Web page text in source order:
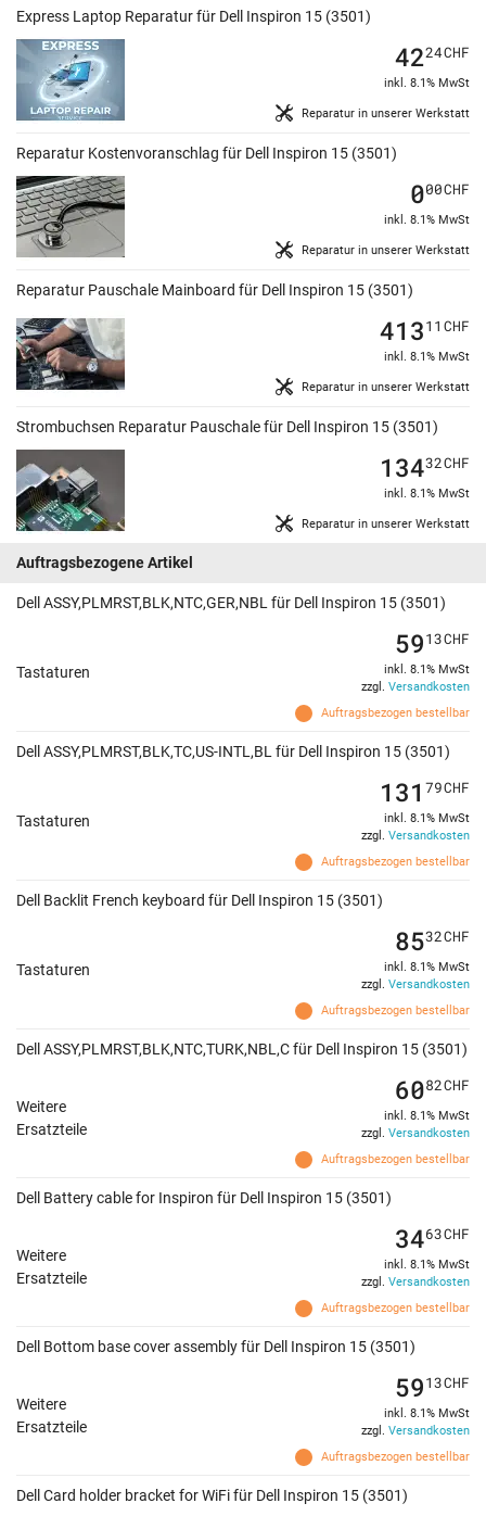
Express Laptop Reparatur für Dell Inspiron 15 (3501)
Reparatur in unserer Werkstatt
4224CHF
inkl. 8.1% MwSt
Reparatur Kostenvoranschlag für Dell Inspiron 15 (3501)
Reparatur in unserer Werkstatt
000CHF
inkl. 8.1% MwSt
Reparatur Pauschale Mainboard für Dell Inspiron 15 (3501)
Reparatur in unserer Werkstatt
41311 CHF
inkl. 8.1% MwSt
Strombuchsen Reparatur Pauschale für Dell Inspiron 15 (3501)
Reparatur in unserer Werkstatt
13432CHF
inkl. 8.1% MwSt
Auftragsbezogene Artikel
Dell ASSY,PLMRST,BLK,NTC,GER,NBL für Dell Inspiron 15 (3501)
Tastaturen
Auftragsbezogen bestellbar
5913CHF
inkl. 8.1% MwSt
zzgl. Versandkosten
Dell ASSY,PLMRST,BLK,TC,US-INTL,BL für Dell Inspiron 15 (3501)
Tastaturen
Auftragsbezogen bestellbar
131 79CHF
inkl. 8.1% MwSt
zzgl. Versandkosten
Dell Backlit French keyboard für Dell Inspiron 15 (3501)
Tastaturen
Auftragsbezogen bestellbar
8532CHF
inkl. 8.1% MwSt
zzgl. Versandkosten
Dell ASSY,PLMRST,BLK,NTC,TURK,NBL,C für Dell Inspiron 15 (3501)
Weitere
Ersatzteile
Auftragsbezogen bestellbar
6082CHF
inkl. 8.1% MwSt
zzgl. Versandkosten
Dell Battery cable for Inspiron für Dell Inspiron 15 (3501)
Weitere
Ersatzteile
Auftragsbezogen bestellbar
3463CHF
inkl. 8.1% MwSt
zzgl. Versandkosten
Dell Bottom base cover assembly für Dell Inspiron 15 (3501)
Weitere
Ersatzteile
Auftragsbezogen bestellbar
5913CHF
inkl. 8.1% MwSt
zzgl. Versandkosten
Dell Card holder bracket for WiFi für Dell Inspiron 15 (3501)